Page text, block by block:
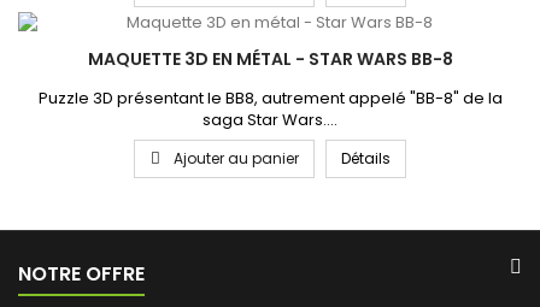
MAQUETTE 3D EN MÉTAL - STAR WARS BB-8
Puzzle 3D présentant le BB8, autrement appelé "BB-8" de la
saga Star Wars....
Ajouter au panier Détails
NOTRE OFFRE